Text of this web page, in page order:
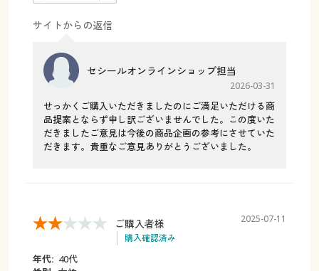
サイトからの返信
セシールオンラインショップ担当
2026-03-31
せっかくご購入いただきましたのにご満足いただける商
品提案とならず申し訳ございませんでした。この度いた
だきましたご意見は今後の商品企画の参考にさせていた
だきます。貴重なご意見ありがとうございました。
ご購入者様
購入確認済み
2025-07-11
年代: 40代